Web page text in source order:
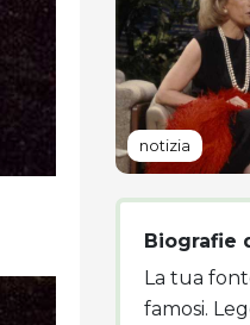
notizia
Biografie
La tua
famosi.